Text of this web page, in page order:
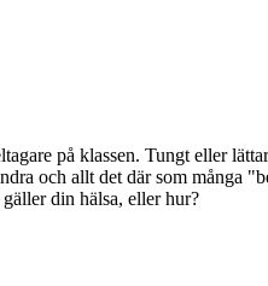
på klassen. Tungt eller
och allt det där som
din hälsa, eller hur?